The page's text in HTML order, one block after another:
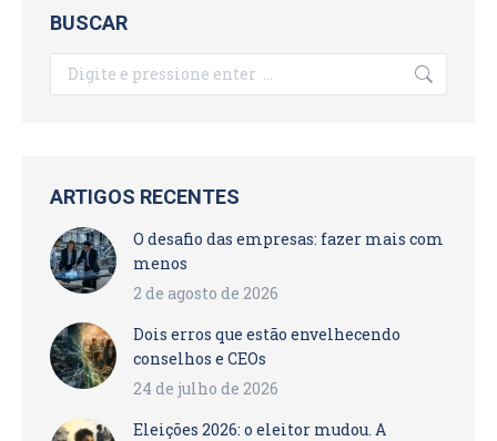
BUSCAR
Search:
ARTIGOS RECENTES
O desafio das empresas: fazer mais com
menos
2 de agosto de 2026
Dois erros que estão envelhecendo
conselhos e CEOs
24 de julho de 2026
Eleições 2026: o eleitor mudou. A